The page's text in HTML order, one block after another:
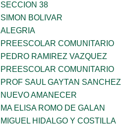
SECCION 38
SIMON BOLIVAR
ALEGRIA
PREESCOLAR COMUNITARIO
PEDRO RAMIREZ VAZQUEZ
PREESCOLAR COMUNITARIO
PROF SAUL GAYTAN SANCHEZ
NUEVO AMANECER
MA ELISA ROMO DE GALAN
MIGUEL HIDALGO Y COSTILLA